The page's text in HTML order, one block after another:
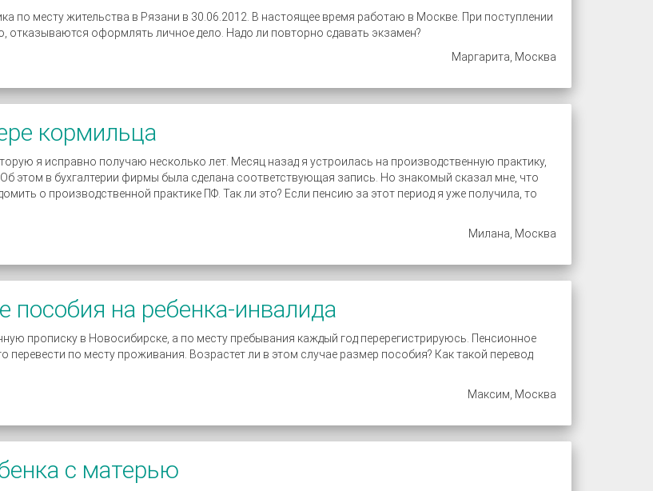
по месту жительства в Рязани в 30.06.2012. В настоящее время работаю в Москве. При поступлении
отказываются оформлять личное дело. Надо ли повторно сдавать экзамен?
Маргарита, Москва
кормильца
я исправно получаю несколько лет. Месяц назад я устроилась на производственную практику,
этом в бухгалтерии фирмы была сделана соответствующая запись. Но знакомый сказал мне, что
о производственной практике ПФ. Так ли это? Если пенсию за этот период я уже получила, то
Милана, Москва
на ребенка-инвалида
прописку в Новосибирске, а по месту пребывания каждый год перерегистрируюсь. Пенсионное
перевести по месту проживания. Возрастет ли в этом случае размер пособия? Как такой перевод
Максим, Москва
с матерью